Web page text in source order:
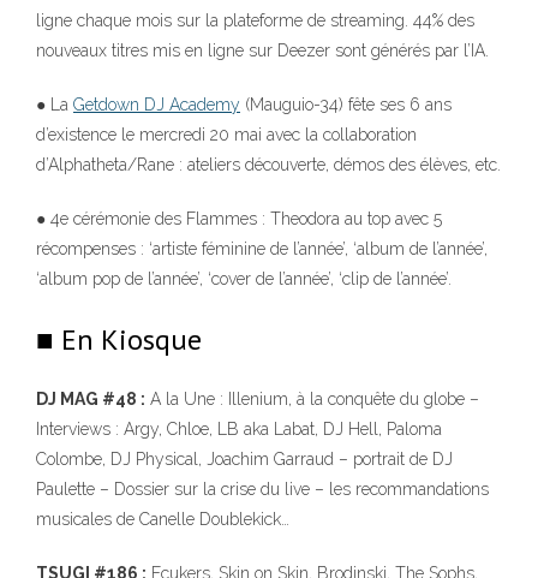
ligne chaque mois sur la plateforme de streaming. 44% des
nouveaux titres mis en ligne sur Deezer sont générés par l’IA.
● La Getdown DJ Academy (Mauguio-34) fête ses 6 ans
d’existence le mercredi 20 mai avec la collaboration
d’Alphatheta/Rane : ateliers découverte, démos des élèves, etc.
● 4e cérémonie des Flammes : Theodora au top avec 5
récompenses : ‘artiste féminine de l’année’, ‘album de l’année’,
‘album pop de l’année’, ‘cover de l’année’, ‘clip de l’année’.
■ En Kiosque
DJ MAG #48 : A la Une : Illenium, à la conquête du globe –
Interviews : Argy, Chloe, LB aka Labat, DJ Hell, Paloma
Colombe, DJ Physical, Joachim Garraud – portrait de DJ
Paulette – Dossier sur la crise du live – les recommandations
musicales de Canelle Doublekick…
TSUGI #186 : Fcukers, Skin on Skin, Brodinski, The Sophs,